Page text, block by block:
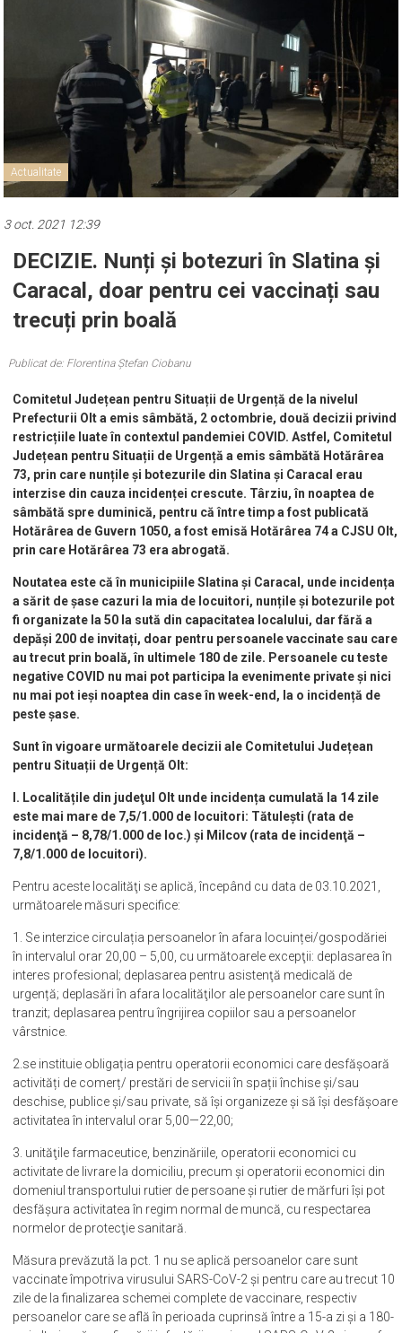
Actualitate
3 oct. 2021 12:39
DECIZIE. Nunți și botezuri în Slatina și
Caracal, doar pentru cei vaccinați sau
trecuți prin boală
Publicat de: Florentina Ștefan Ciobanu
Comitetul Județean pentru Situații de Urgență de la nivelul
Prefecturii Olt a emis sâmbătă, 2 octombrie, două decizii privind
restricțiile luate în contextul pandemiei COVID. Astfel, Comitetul
Județean pentru Situații de Urgență a emis sâmbătă Hotărârea
73, prin care nunțile și botezurile din Slatina și Caracal erau
interzise din cauza incidenței crescute. Târziu, în noaptea de
sâmbătă spre duminică, pentru că între timp a fost publicată
Hotărârea de Guvern 1050, a fost emisă Hotărârea 74 a CJSU Olt,
prin care Hotărârea 73 era abrogată.
Noutatea este că în municipiile Slatina și Caracal, unde incidența
a sărit de șase cazuri la mia de locuitori, nunțile și botezurile pot
fi organizate la 50 la sută din capacitatea localului, dar fără a
depăși 200 de invitați, doar pentru persoanele vaccinate sau care
au trecut prin boală, în ultimele 180 de zile. Persoanele cu teste
negative COVID nu mai pot participa la evenimente private și nici
nu mai pot ieși noaptea din case în week-end, la o incidență de
peste șase.
Sunt în vigoare următoarele decizii ale Comitetului Județean
pentru Situații de Urgență Olt:
I. Localitățile din judeţul Olt unde incidența cumulată la 14 zile
este mai mare de 7,5/1.000 de locuitori: Tătulești (rata de
incidenţă – 8,78/1.000 de loc.) şi Milcov (rata de incidenţă –
7,8/1.000 de locuitori).
Pentru aceste localităţi se aplică, începând cu data de 03.10.2021,
următoarele măsuri specifice:
1. Se interzice circulația persoanelor în afara locuinței/gospodăriei
în intervalul orar 20,00 – 5,00, cu următoarele excepţii: deplasarea în
interes profesional; deplasarea pentru asistenţă medicală de
urgență; deplasări în afara localităţilor ale persoanelor care sunt în
tranzit; deplasarea pentru îngrijirea copiilor sau a persoanelor
vârstnice.
2.se instituie obligația pentru operatorii economici care desfășoară
activități de comerț/ prestări de servicii în spații închise și/sau
deschise, publice și/sau private, să își organizeze și să își desfășoare
activitatea în intervalul orar 5,00—22,00;
3. unităţile farmaceutice, benzinăriile, operatorii economici cu
activitate de livrare la domiciliu, precum şi operatorii economici din
domeniul transportului rutier de persoane şi rutier de mărfuri îşi pot
desfăşura activitatea în regim normal de muncă, cu respectarea
normelor de protecţie sanitară.
Măsura prevăzută la pct. 1 nu se aplică persoanelor care sunt
vaccinate împotriva virusului SARS-CoV-2 și pentru care au trecut 10
zile de la finalizarea schemei complete de vaccinare, respectiv
persoanelor care se află în perioada cuprinsă între a 15-a zi și a 180-